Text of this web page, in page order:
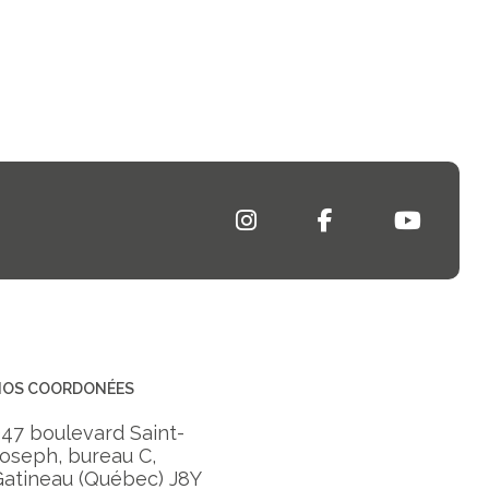
COORDONÉES
boulevard Saint-
bureau C,
(Québec) J8Y